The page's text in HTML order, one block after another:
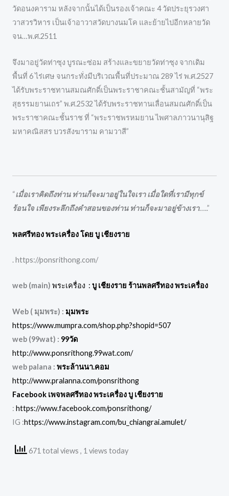
วัดอนงคาราม หลังจากนั้นได้เป็นรองเจ้าคณะ 4 วัดประยุรวงศา
วาสวรวิหาร เป็นเจ้าอาวาสวัดบางนมโค และย้ายไปอีกหลายวัด
จน…พ.ศ.2511
จึงมาอยู่วัดท่าซุง บูรณะซ่อม สร้างและขยายวัดท่าซุง จากเดิม
พื้นที่ 6 ไร่เศษ จนกระทั่งมีบริเวณพื้นที่ประมาณ 289 ไร่ พ.ศ.2527
ได้รับพระราชทานสมณศักดิ์เป็นพระราชาคณะชั้นสามัญที่ “พระ
สุธรรมยานเถร” พ.ศ.2532 ได้รับพระราชทานเลื่อนสมณศักดิ์เป็น
พระราชาคณะชั้นราช ที่ “พระราชพรหมยาน ไพศาลภาวนานุสิฐ
มหาคณิสสร บวรสังฆาราม คามวาสี”
“เมื่อเราคิดถึงท่าน ท่านก็จะมาอยู่ในใจเรา เมื่อใดที่เรามีทุกข์
ร้อนใจ เพียงระลึกถึงคำสอนของท่าน ท่านก็จะมาอยู่ข้างเรา…..”
พลศรีทอง พระเครื่อง โดย บู เชียงราย
. https://ponsrithong.com/
web (main) พระเครื่อง : บู เชียงราย ร้านพลศรีทอง พระเครื่อง
Web ( มุมพระ) : มุมพระ
https://www.mumpra.com/shop.php?shopid=507
web (99wat) : 99วัด
http://www.ponsrithong.99wat.com/
web palana : พระล้านนา.คอม
http://www.pralanna.com/ponsrithong
Facebook เพจพลศรีทอง พระเครื่อง บู เชียงราย
: https://www.facebook.com/ponsrithong/
IG :https://www.instagram.com/bu_chiangrai.amulet/
671 total views , 1 views today